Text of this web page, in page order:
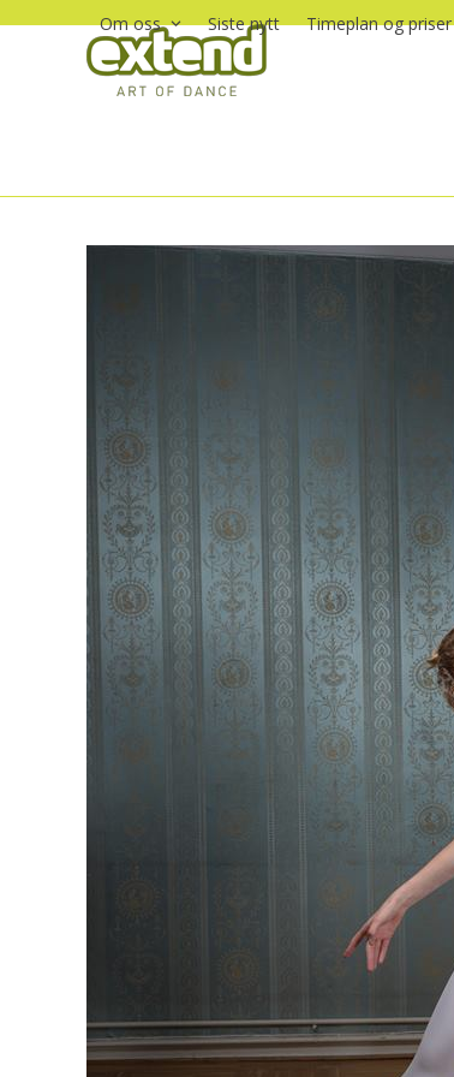
Om oss Siste nytt Timeplan og priser